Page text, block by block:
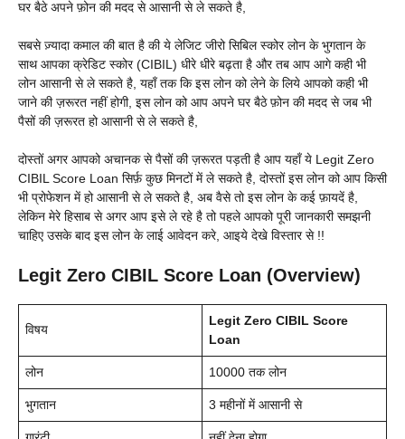
घर बैठे अपने फ़ोन की मदद से आसानी से ले सकते है,
सबसे ज़्यादा कमाल की बात है की ये लेजिट जीरो सिबिल स्कोर लोन के भुगतान के
साथ आपका क्रेडिट स्कोर (CIBIL) धीरे धीरे बढ़ता है और तब आप आगे कही भी
लोन आसानी से ले सकते है, यहाँ तक कि इस लोन को लेने के लिये आपको कही भी
जाने की ज़रूरत नहीं होगी, इस लोन को आप अपने घर बैठे फ़ोन की मदद से जब भी
पैसों की ज़रूरत हो आसानी से ले सकते है,
दोस्तों अगर आपको अचानक से पैसों की ज़रूरत पड़ती है आप यहाँ ये Legit Zero
CIBIL Score Loan सिर्फ़ कुछ मिनटों में ले सकते है, दोस्तों इस लोन को आप किसी
भी प्रोफेशन में हो आसानी से ले सकते है, अब वैसे तो इस लोन के कई फ़ायदें है,
लेकिन मेरे हिसाब से अगर आप इसे ले रहे है तो पहले आपको पूरी जानकारी समझनी
चाहिए उसके बाद इस लोन के लाई आवेदन करे, आइये देखे विस्तार से !!
Legit Zero CIBIL Score Loan (Overview)
विषय
Legit Zero CIBIL Score
Loan
लोन 10000 तक लोन
भुगतान 3 महीनों में आसानी से